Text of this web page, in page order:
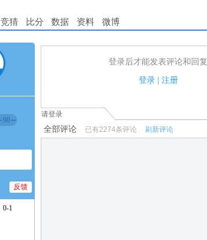
竞猜 比分 数据 资料 微博
90
反馈
0-1
登录后才能发表评论和回复
登录| 注册
1.电脑端新用户可以发表评论了！
请登录
全部评论 已有2274条评论 刷新评论